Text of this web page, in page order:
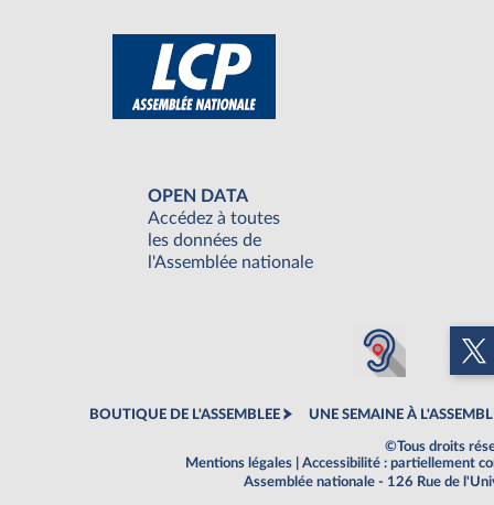
OPEN DATA
Accédez à toutes
les données de
l'Assemblée nationale
BOUTIQUE DE L'ASSEMBLEE UNE SEMAINE À
©Tous droits
Mentions légales
Accessibilité : partiellement
Assemblée nationale - 126 Rue de